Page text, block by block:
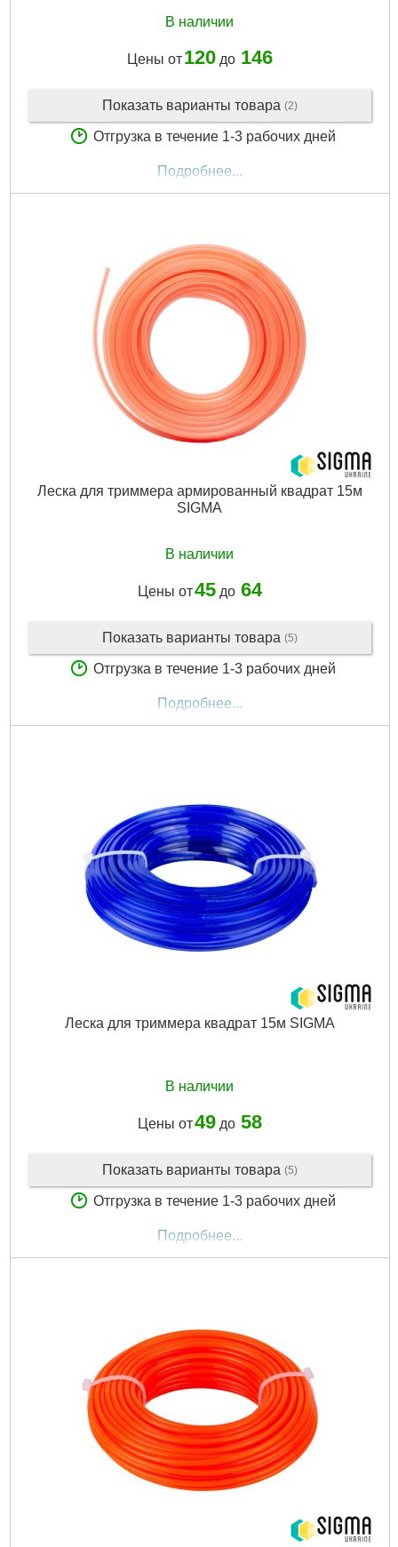
В наличии
Цены от 120до 146
Показать варианты товара (2)
Отгрузка в течение 1-3 рабочих дней
Подробнее...
Леска для триммера армированный квадрат 15м
SIGMA
В наличии
Цены от45до 64
Показать варианты товара (5)
Отгрузка в течение 1-3 рабочих дней
Подробнее...
Леска для триммера квадрат 15м SIGMA
В наличии
Цены от49до 58
Показать варианты товара (5)
Отгрузка в течение 1-3 рабочих дней
Подробнее...